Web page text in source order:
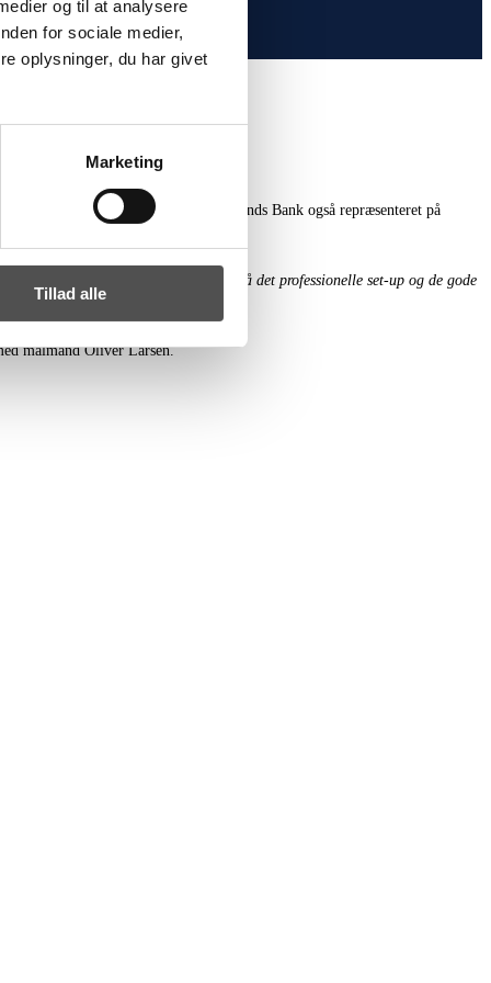
og til at analysere
for sociale medier,
oplysninger, du har givet
Marketing
Tillad alle
dyrker det store netværket, er Lollands Bank også repræsenteret på
Lolland-Falster. Vi sætter stor pris på det professionelle set-up og de gode
målmand Oliver Larsen.